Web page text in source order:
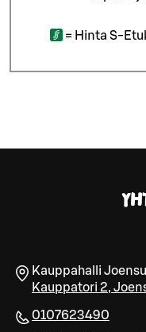
= Hinta S-
Kauppahalli
Kauppatori 2,
0107623490